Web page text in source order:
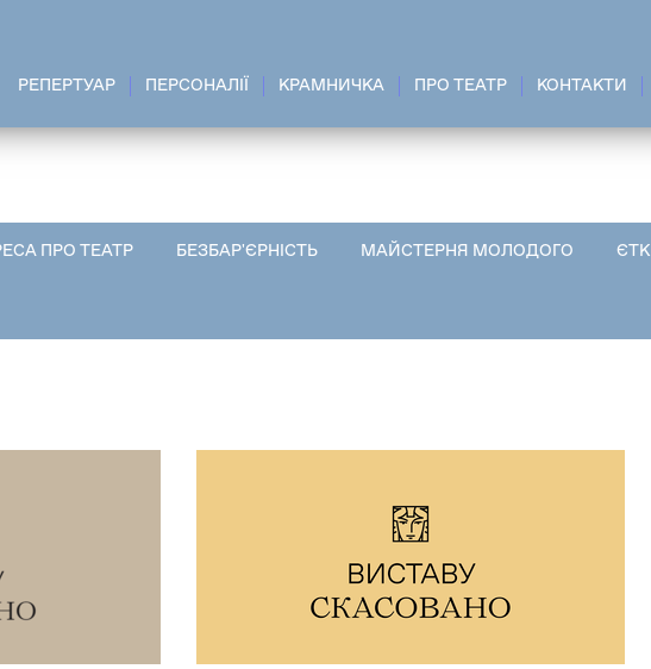
РЕПЕРТУАР ПЕРСОНАЛІЇ КРАМНИЧКА ПРО ТЕАТР КОНТАКТИ
ПРО ТЕАТР БЕЗБАР'ЄРНІСТЬ МАЙСТЕРНЯ МОЛОДОГО ЄТК